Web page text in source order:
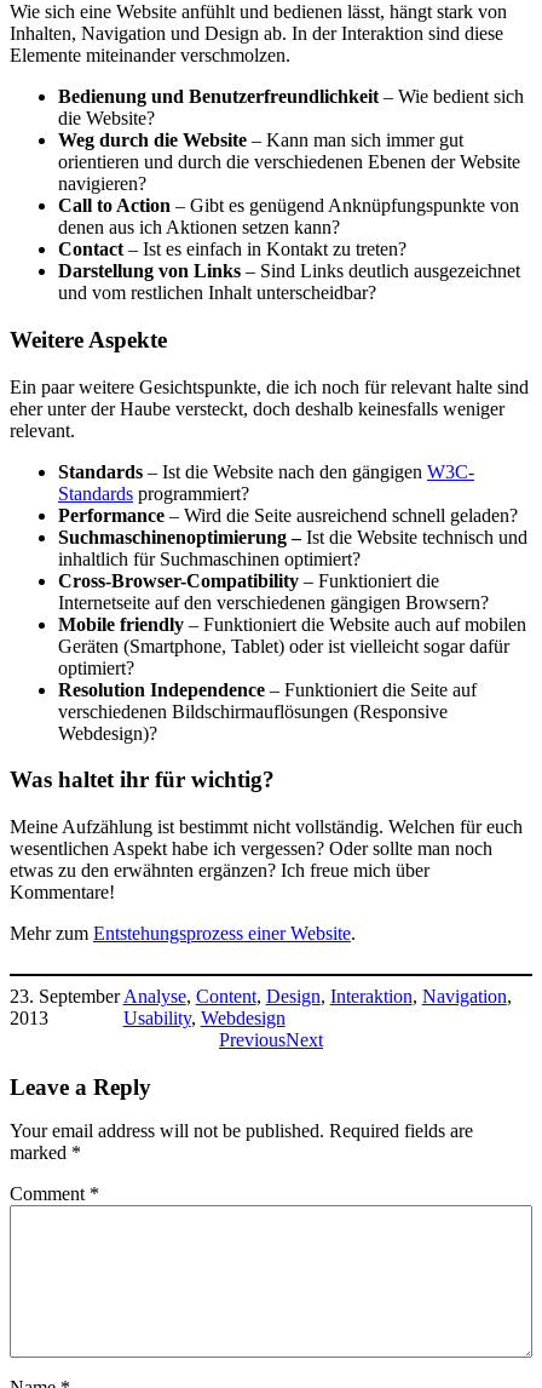
Wie sich eine Website anfühlt und bedienen lässt, hängt stark von
Inhalten, Navigation und Design ab. In der Interaktion sind diese
Elemente miteinander verschmolzen.
Bedienung und Benutzerfreundlichkeit – Wie bedient sich
die Website?
Weg durch die Website – Kann man sich immer gut
orientieren und durch die verschiedenen Ebenen der Website
navigieren?
Call to Action – Gibt es genügend Anknüpfungspunkte von
denen aus ich Aktionen setzen kann?
Contact – Ist es einfach in Kontakt zu treten?
Darstellung von Links – Sind Links deutlich ausgezeichnet
und vom restlichen Inhalt unterscheidbar?
Weitere Aspekte
Ein paar weitere Gesichtspunkte, die ich noch für relevant halte sind
eher unter der Haube versteckt, doch deshalb keinesfalls weniger
relevant.
Standards – Ist die Website nach den gängigen W3C-
Standards programmiert?
Performance – Wird die Seite ausreichend schnell geladen?
Suchmaschinenoptimierung –Ist die Website technisch und
inhaltlich für Suchmaschinen optimiert?
Cross-Browser-Compatibility – Funktioniert die
Internetseite auf den verschiedenen gängigen Browsern?
Mobile friendly – Funktioniert die Website auch auf mobilen
Geräten (Smartphone, Tablet) oder ist vielleicht sogar dafür
optimiert?
Resolution Independence – Funktioniert die Seite auf
verschiedenen Bildschirmauflösungen (Responsive
Webdesign)?
Was haltet ihr für wichtig?
Meine Aufzählung ist bestimmt nicht vollständig. Welchen für euch
wesentlichen Aspekt habe ich vergessen? Oder sollte man noch
etwas zu den erwähnten ergänzen? Ich freue mich über
Kommentare!
Mehr zum Entstehungsprozess einer Website.
23. September
2013
Analyse, Content, Design, Interaktion, Navigation
Usability, Webdesign
PreviousNext
Leave a Reply
Your email address will not be published. Required fields are
marked *
Comment *